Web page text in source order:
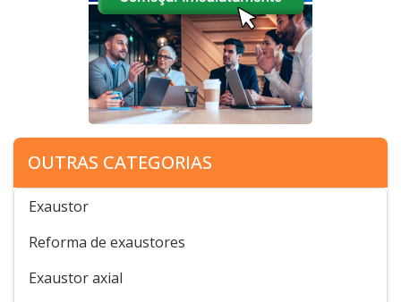
OUTRAS CATEGORIAS
Exaustor
Reforma de exaustores
Exaustor axial